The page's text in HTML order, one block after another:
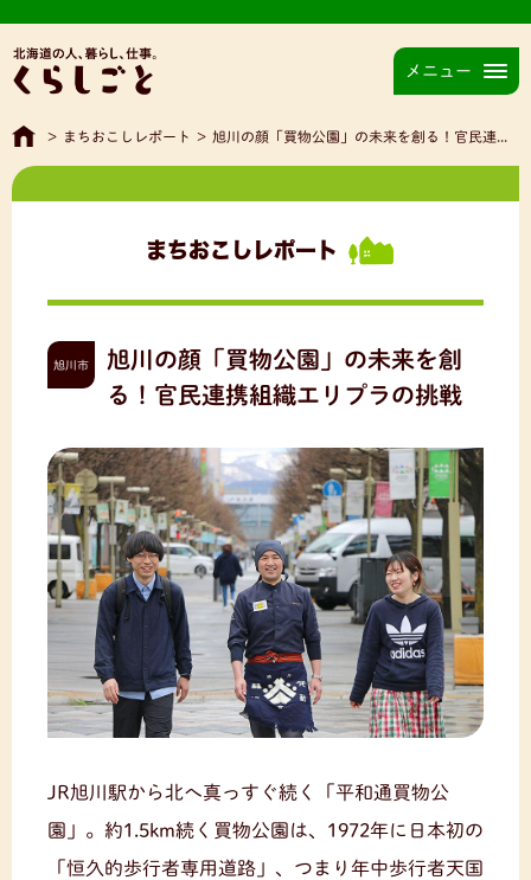
メニュー
> まちおこしレポート > 旭川の顔「買物公園」の未来を創る！官民連携組織エリプラの挑戦
まちおこしレポート
旭川市
旭川の顔「買物公園」の未来を創
る！官民連携組織エリプラの挑戦
JR旭川駅から北へ真っすぐ続く「平和通買物公
園」。約1.5km続く買物公園は、1972年に日本初の
「恒久的歩行者専用道路」、つまり年中歩行者天国